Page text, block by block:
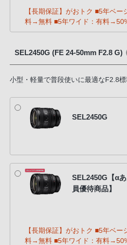
【長期保証】がおトク ■5年ベ
料→無料 ■5年ワイド：有料
SEL2450G (FE 24-50mm F2.8 G)
小型・軽量で普段使いに最適なF2.8
SEL2450G
SEL2450G【α
員優待商品】
【長期保証】がおトク ■5年ベ
料→無料 ■5年ワイド：有料